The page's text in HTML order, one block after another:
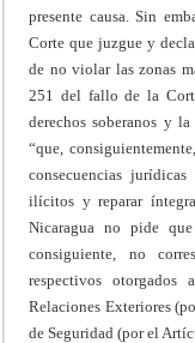
presente causa. Sin
Corte que juzgue y
de no violar las zonas
251 del fallo de la
derechos soberanos y
“que,
consecuencias
ilícitos y reparar
Nicaragua no pide
consiguiente, no
respectivos
Relaciones Exteriores
de Seguridad (por el